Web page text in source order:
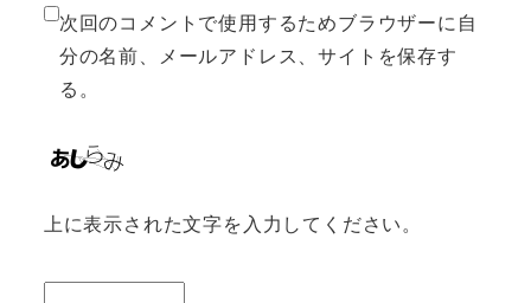
次回のコメントで使用するためブラウザーに自
分の名前、メールアドレス、サイトを保存す
る。
上に表示された文字を入力してください。